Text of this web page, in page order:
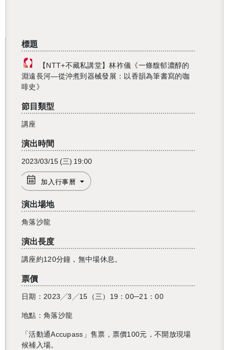
標題
【NTT+不藏私講堂】林祚儀《一條馥郁濃醇的
淵遠長河—從沖煮到器械發展：以香韻為筆書寫的咖
啡史》
節目類型
講座
演出時間
2023/03/15 (三) 19:00
加入行事曆
演出場地
角落沙龍
演出長度
講座約120分鐘，無中場休息。
票價
日期：2023╱3╱15（三）19：00─21：00
地點：角落沙龍
「活動通Accupass」售票，票價100元，不開放現場
候補入場。